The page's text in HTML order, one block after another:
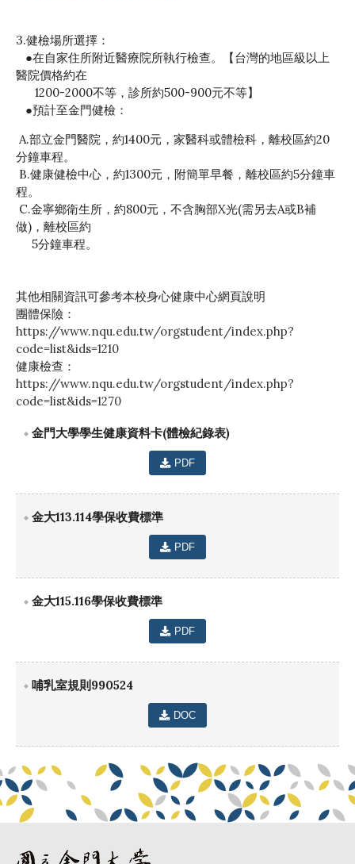
3.健檢場所選擇：
●在自家住所附近醫療院所執行檢查。【台灣的地區級以上
醫院價格約在
1200-2000不等，診所約500-900元不等】
●預計至金門健檢：
A.部立金門醫院，約1400元，家醫科或體檢科，離校區約20
分鐘車程。
B.健康健檢中心，約1300元，附簡單早餐，離校區約5分鐘車
程。
C.金寧鄉衛生所，約800元，不含胸部X光(需另去A或B補
做)，離校區約
5分鐘車程。
其他相關資訊可參考本校身心健康中心網頁說明
團體保險：
https://www.nqu.edu.tw/orgstudent/index.php?
code=list&ids=1210
健康檢查：
https://www.nqu.edu.tw/orgstudent/index.php?
code=list&ids=1270
金門大學學生健康資料卡(體檢紀錄表)
PDF
金大113.114學保收費標準
PDF
金大115.116學保收費標準
PDF
哺乳室規則990524
DOC